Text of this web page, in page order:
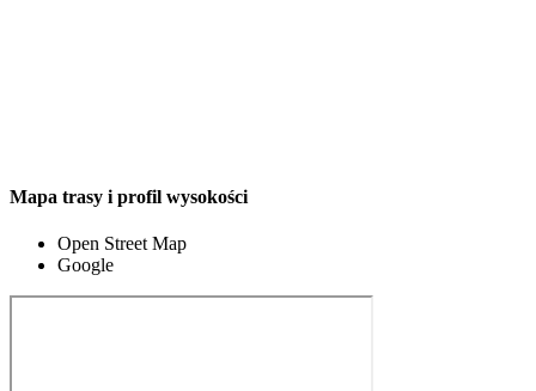
Mapa trasy i profil wysokości
Open Street Map
Google